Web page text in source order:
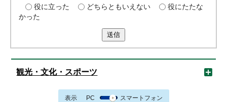
役に立った
どちらともいえない
役にたたな
かった
送信
観光・文化・スポーツ
表示 PC スマートフォン